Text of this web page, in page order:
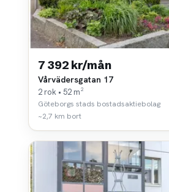
7 392 kr/mån
Vårvädersgatan 17
2 rok • 52 m²
Göteborgs stads bostadsaktiebolag
~2,7 km bort